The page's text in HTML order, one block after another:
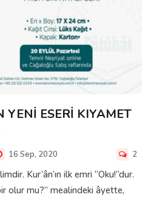
ESERİ KIYAMET
16 Sep, 2020 2
Kur’ân’ın ilk emri “Oku!”dur.
olur mu?” mealindeki âyette,